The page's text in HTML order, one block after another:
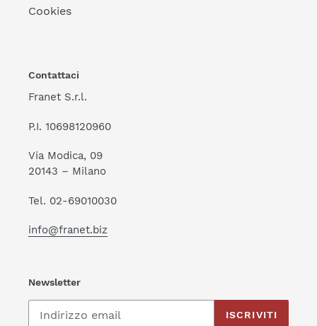
Cookies
Contattaci
Franet S.r.l.
P.I. 10698120960
Via Modica, 09
20143 – Milano
Tel. 02-69010030
info@franet.biz
Newsletter
ISCRIVITI